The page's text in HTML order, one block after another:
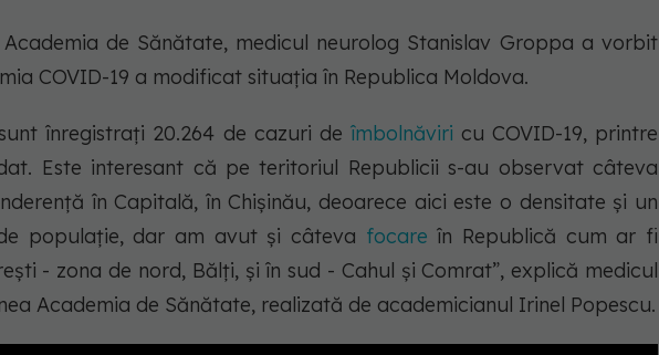
de Sănătate, medicul neurolog Stanislav Groppa a vorbit
COVID-19 a modificat situația în Republica Moldova.
înregistrați 20.264 de cazuri de îmbolnăviri cu COVID-19, printre
Este interesant că pe teritoriul Republicii s-au observat câteva
în Capitală, în Chișinău, deoarece aici este o densitate și un
populație, dar am avut și câteva focare în Republică cum ar fi
- zona de nord, Bălți, și în sud - Cahul și Comrat”, explică medicul
Academia de Sănătate, realizată de academicianul Irinel Popescu.